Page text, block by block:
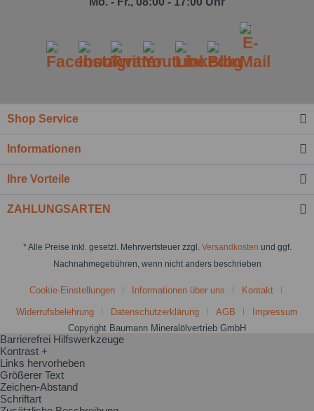
Shop Service
Informationen
Ihre Vorteile
ZAHLUNGSARTEN
* Alle Preise inkl. gesetzl. Mehrwertsteuer zzgl. Versandkosten und ggf.
Nachnahmegebühren, wenn nicht anders beschrieben
Cookie-Einstellungen Informationen über uns Kontakt
Widerrufsbelehrung Datenschutzerklärung AGB
Impressum
Copyright Baumann Mineralölvertrieb GmbH
Barrierefrei Hilfswerkzeuge
Kontrast +
Links hervorheben
Größerer Text
Zeichen-Abstand
Schriftart